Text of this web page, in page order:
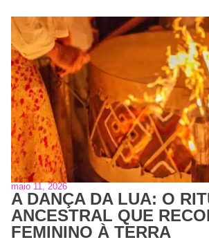
maio 11, 2026
A DANÇA DA LUA: O
ANCESTRAL QUE
FEMININO À TERRA